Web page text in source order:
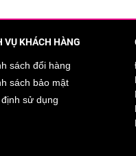
tổn cho tóc chắc khoẻ và
VỤ KHÁCH HÀNG
sách đổi hàng
sách bảo mật
sử dụng